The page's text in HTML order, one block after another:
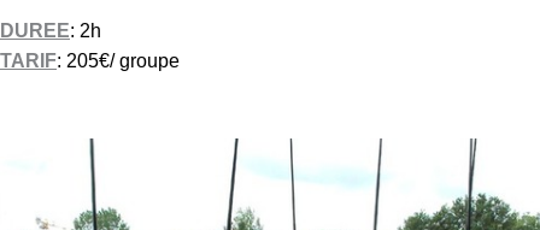
g
DUREE: 2h
TARIF: 205€/ groupe
t